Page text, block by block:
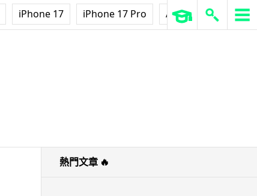
iPhone 17 iPhone 17 Pro AirPods Pro 3
熱門文章 🔥